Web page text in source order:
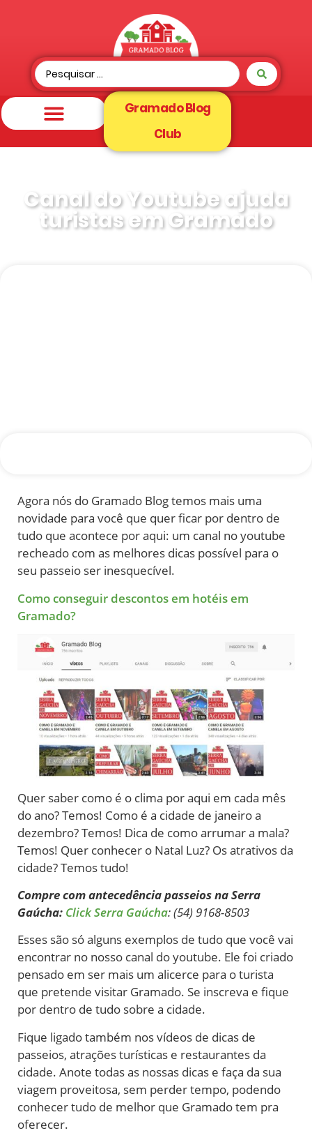
Gramado Blog
Club
Canal do Youtube ajuda
turistas em Gramado
Agora nós do Gramado Blog temos mais uma
novidade para você que quer ficar por dentro de
tudo que acontece por aqui: um canal no youtube
recheado com as melhores dicas possível para o
seu passeio ser inesquecível.
Como conseguir descontos em hotéis em
Gramado?
Quer saber como é o clima por aqui em cada mês
do ano? Temos! Como é a cidade de janeiro a
dezembro? Temos! Dica de como arrumar a mala?
Temos! Quer conhecer o Natal Luz? Os atrativos da
cidade? Temos tudo!
Compre com antecedência passeios na Serra
Gaúcha: Click Serra Gaúcha: (54) 9168-8503
Esses são só alguns exemplos de tudo que você vai
encontrar no nosso canal do youtube. Ele foi criado
pensado em ser mais um alicerce para o turista
que pretende visitar Gramado. Se inscreva e fique
por dentro de tudo sobre a cidade.
Fique ligado também nos vídeos de dicas de
passeios, atrações turísticas e restaurantes da
cidade. Anote todas as nossas dicas e faça da sua
viagem proveitosa, sem perder tempo, podendo
conhecer tudo de melhor que Gramado tem pra
oferecer.